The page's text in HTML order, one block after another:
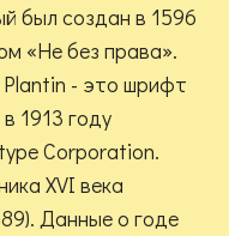
был создан в 1596
«Не без права».
- это шрифт
1913 году
Corporation.
XVI века
Данные о годе